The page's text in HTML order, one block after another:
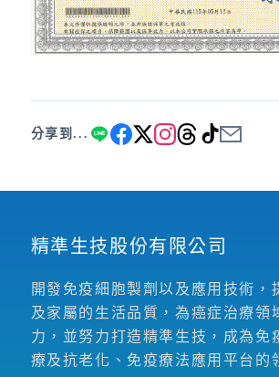
分享到...
精準生技股份有限公司
開發免疫細胞製劑以及應用技術，
及家屬的生活品質，為癌症治療領
力，並努力打造精準生技，成為免
療及抗老化、免疫療法應用平台的